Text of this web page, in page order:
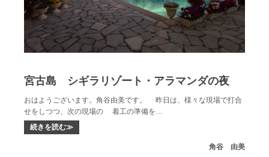
宮古島 シギラリゾート・アラマンダの夜
おはようございます。角谷由美です。 昨日は、様々な現場で打合
せをしつつ、次の現場の 着工の準備を…
続きを読む≫
角谷 由美